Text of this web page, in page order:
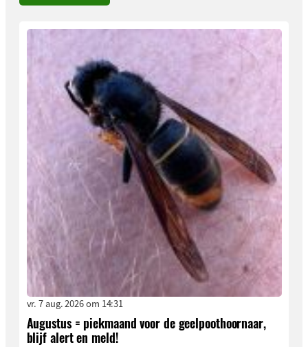
vr. 7 aug. 2026 om 14:31
Augustus = piekmaand voor de geelpoothoornaar,
blijf alert en meld!